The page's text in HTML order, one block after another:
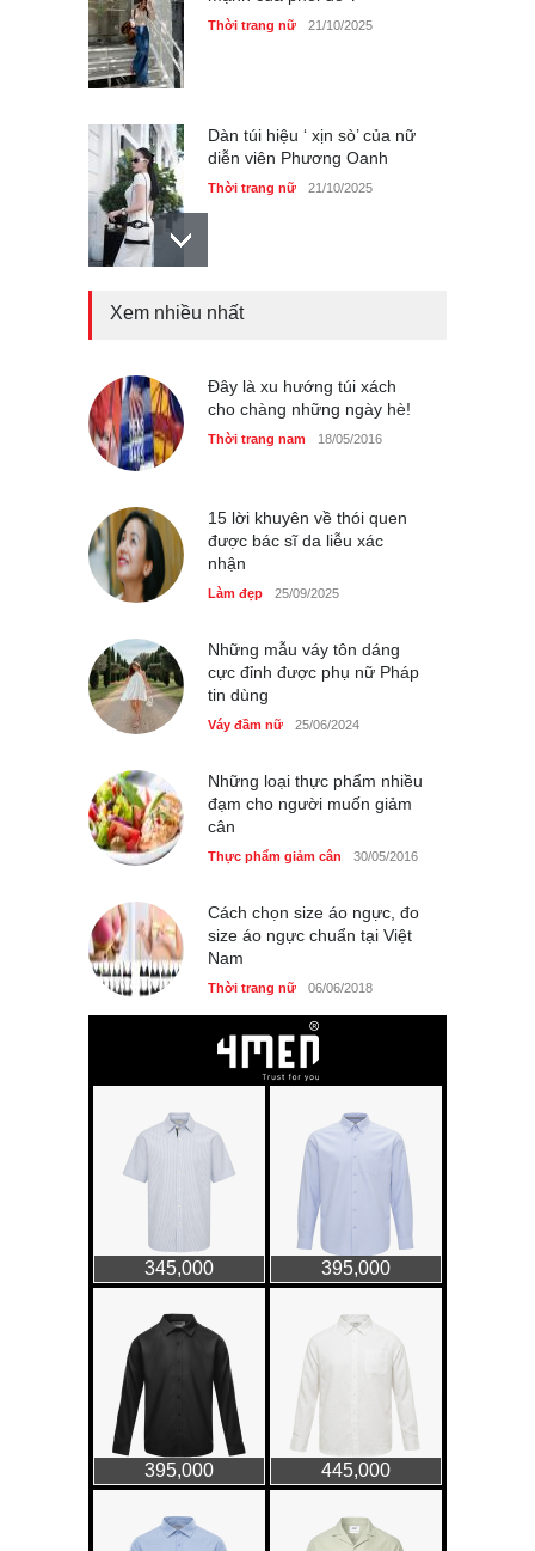
Thời trang nữ 21/10/2025
Dàn túi hiệu ‘ xịn sò’ của nữ
diễn viên Phương Oanh
Thời trang nữ 21/10/2025
Mẫu áo khoác đẹp cho phụ
Xem nhiều nhất
Đây là xu hướng túi xách
cho chàng những ngày hè!
Thời trang nam 18/05/2016
15 lời khuyên về thói quen
được bác sĩ da liễu xác
nhận
Làm đẹp 25/09/2025
Những mẫu váy tôn dáng
cực đỉnh được phụ nữ Pháp
tin dùng
Váy đầm nữ 25/06/2024
Những loại thực phẩm nhiều
đạm cho người muốn giảm
cân
Thực phẩm giảm cân 30/05/2016
Cách chọn size áo ngực, đo
size áo ngực chuẩn tại Việt
Nam
Thời trang nữ 06/06/2018